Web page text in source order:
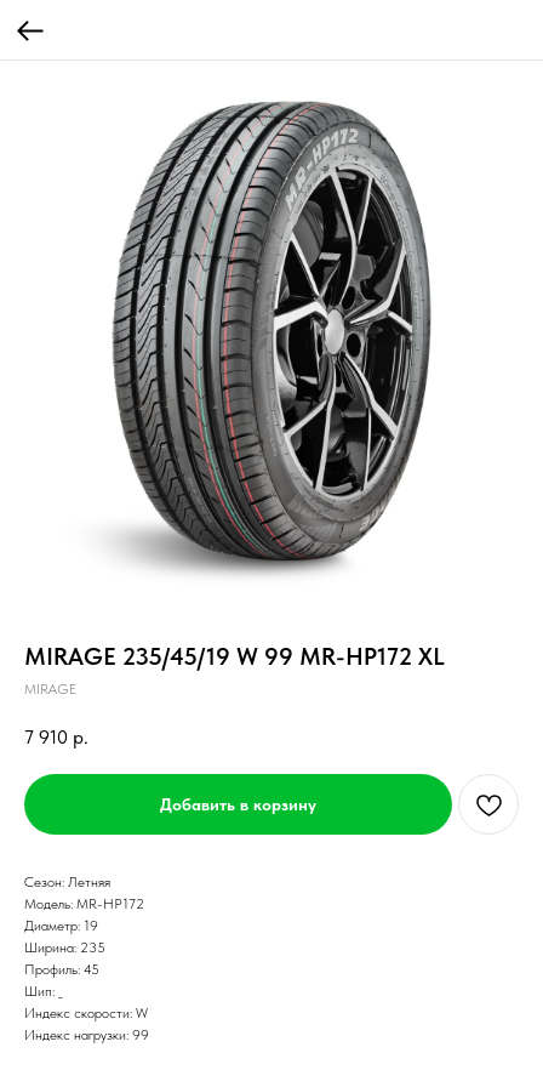
MIRAGE 235/45/19 W 99 MR-HP172 XL
MIRAGE
7 910 р.
Добавить в корзину
Сезон: Летняя
Модель: MR-HP172
Диаметр: 19
Ширина: 235
Профиль: 45
Шип: _
Индекс скорости: W
Индекс нагрузки: 99